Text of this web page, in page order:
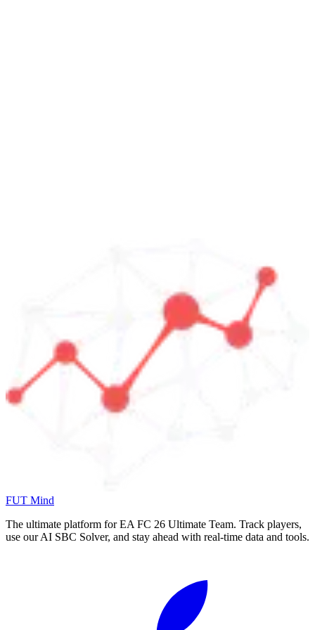
FUT Mind
The ultimate platform for EA FC 26 Ultimate Team. Track players,
use our AI SBC Solver, and stay ahead with real-time data and tools.